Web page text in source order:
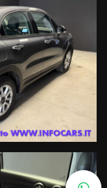
valutazione
con primaria
del veicolo offerto,